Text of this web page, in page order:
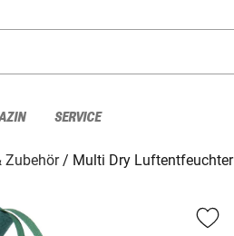
SERVICE
Zubehör
Multi Dry Luftentfeuchter